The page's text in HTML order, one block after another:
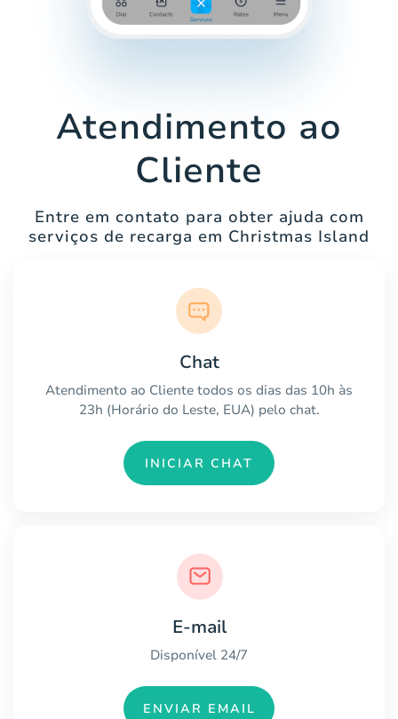
Atendimento ao
Cliente
Entre em contato para obter ajuda com
serviços de recarga em Christmas Island
Chat
Atendimento ao Cliente todos os dias das 10h às
23h (Horário do Leste, EUA) pelo chat.
INICIAR CHAT
E-mail
Disponível 24/7
ENVIAR EMAIL